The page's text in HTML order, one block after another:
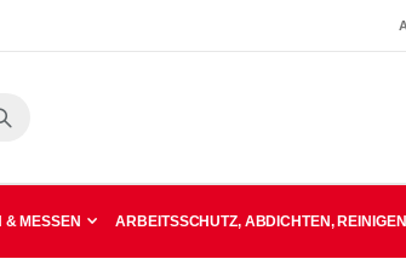
& MESSEN ARBEITSSCHUTZ, ABDICHTEN, REINIGEN